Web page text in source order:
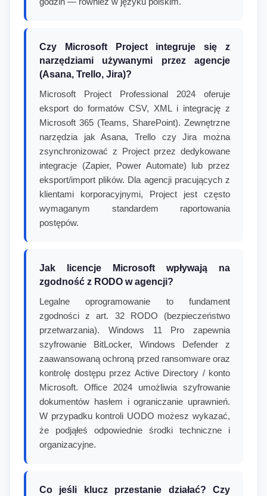
Czy Microsoft Project integruje się z
narzędziami używanymi przez agencje
(Asana, Trello, Jira)?
Microsoft Project Professional 2024 oferuje
eksport do formatów CSV, XML i integrację z
Microsoft 365 (Teams, SharePoint). Zewnętrzne
narzędzia jak Asana, Trello czy Jira można
zsynchronizować z Project przez dedykowane
integracje (Zapier, Power Automate) lub przez
eksport/import plików. Dla agencji pracujących z
klientami korporacyjnymi, Project jest często
wymaganym standardem raportowania
postępów.
Jak licencje Microsoft wpływają na
zgodność z RODO w agencji?
Legalne oprogramowanie to fundament
zgodności z art. 32 RODO (bezpieczeństwo
przetwarzania). Windows 11 Pro zapewnia
szyfrowanie BitLocker, Windows Defender z
zaawansowaną ochroną przed ransomware oraz
kontrolę dostępu przez Active Directory / konto
Microsoft. Office 2024 umożliwia szyfrowanie
dokumentów hasłem i ograniczanie uprawnień.
W przypadku kontroli UODO możesz wykazać,
że podjąłeś odpowiednie środki techniczne i
organizacyjne.
Co jeśli klucz przestanie działać? Czy